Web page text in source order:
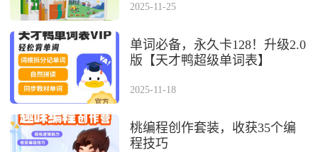
2025-11-25
单词必备，永久卡128！升级2.0
版【天才鸭超级单词表】
2025-11-18
桃编程创作套装，收获35个编
程技巧